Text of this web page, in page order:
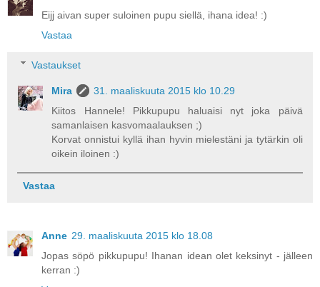
Eijj aivan super suloinen pupu siellä, ihana idea! :)
Vastaa
Vastaukset
Mira
31. maaliskuuta 2015 klo 10.29
Kiitos Hannele! Pikkupupu haluaisi nyt joka päivä
samanlaisen kasvomaalauksen ;)
Korvat onnistui kyllä ihan hyvin mielestäni ja tytärkin oli
oikein iloinen :)
Vastaa
Anne 29. maaliskuuta 2015 klo 18.08
Jopas söpö pikkupupu! Ihanan idean olet keksinyt - jälleen
kerran :)